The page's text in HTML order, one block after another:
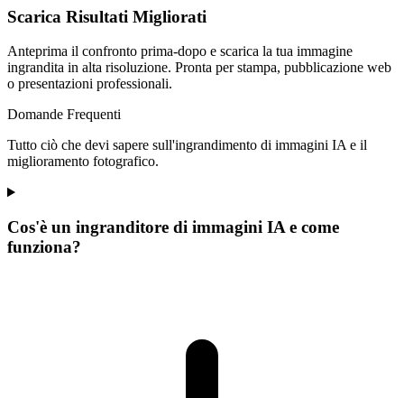
Scarica Risultati Migliorati
Anteprima il confronto prima-dopo e scarica la tua immagine
ingrandita in alta risoluzione. Pronta per stampa, pubblicazione web
o presentazioni professionali.
Domande Frequenti
Tutto ciò che devi sapere sull'ingrandimento di immagini IA e il
miglioramento fotografico.
Cos'è un ingranditore di immagini IA e come
funziona?